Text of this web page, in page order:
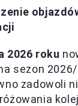
2026 roku
sezon
zadowoli